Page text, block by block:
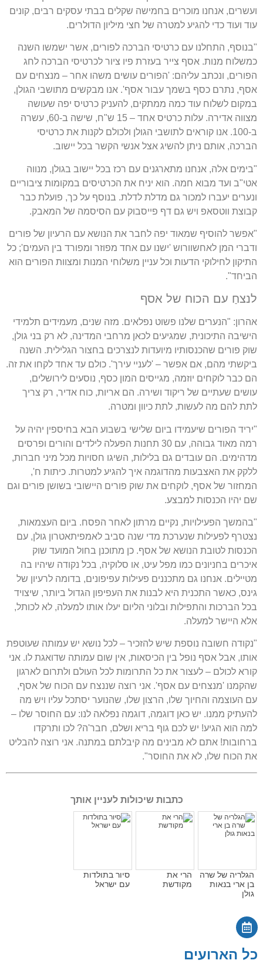
ועשרים, אנחנו מוכרים בחמישה שקלים בבתי עסקים רבים, קונים
עוד ועוד כדי להגיע למטרה של חצי מיליון הדולרים.
"בנוסף, התחלנו עם כרטיסי הברכה לפורים, אשר ישמשו השנה
כמשלוח מנות. אסף צייר בעזרת פיו ציור לכרטיסי הברכה לחג
הפורים, ונכתב עליהם: 'הפורים עושים משהו אחר – מנצחים עם
אסף, נתרם כסף בשמך עבור אסף'. אנו מבקשים מתושבי הגולן,
במקום לשלוח עוד כמה ממתקים, להעניק כרטיס יפה שעושה
מצווה אדירה. עלות כרטיס אחד – 15 ש"ח, שישה ב-60, עשרה
ב-100. אנו קוראים לתושבי הגולן ולכולם לקנות את כרטיסי
הברכה, אותם ניתן להשיג אצל אנשי הקשר בכל יישוב.
"בימים אלה, אנחנו מתארגנים עם רכז בכל יישוב בגולן, מנווה
אטי"ב ועד מבוא חמה. הוא יניח את הכרטיסים במקומות ציבוריים
ונערים יעברו למכור גם מדלת לדלת. בנוסף על כך, פועלת כבר
קבוצת ווטסאפ ויש גם דף פייסבוק עם הסיסמה של המאבק.
"אפשר להוסיף שמאוד יפה לחבר את הנושא עם הרעיון של פורים
ודברי המן לאחשוורוש 'ישנו עם אחד מפוזר ומפורד בין העמים'; כל
התיקון לחילוקי הדעות וכל עניין משלוחי המנות ומצוות הפורים הוא
הביחד".
לנצחַ עם הכוח של אסף
אהרון: "הנערים שלנו פשוט נפלאים. מזה שנים, מעמידים תלמידי
הישיבה התיכונית, שמגיעים לכאן מרחבי המדינה, לא רק בני גולן,
שוק פורים שהכנסותיו מיועדות לנצרכים בחצור הגלילית. השנה
ביקשתי מהם, אם אפשר – 'לעניי עירך'. כולם עד אחד לקחו את זה.
הם כבר לוקחים יוזמה, מגייסים המון כסף, נוסעים לירושלים,
עושים שעתיים של ריקוד ושירה. הם אריות, כוח אדיר, רק צריך
לתת להם מה לעשות, לתת כיוון ומטרה.
"יריד הפורים שיעמידו ביום שלישי בשבוע הבא בחיספין יהיה על
רמה מאוד גבוהה, עם 30 תחנות הפעלה לילדים והורים ופרסים
מדהימים. הם עובדים גם בלילות, השיגו חסויות מכל מיני חברות,
ללקק את האצבעות מהדוגמה איך להגיע למטרות. כיתות ח',
המחזור של אסף, לוקחים את שוק פורים היישובי בשושן פורים וגם
שם יהיו הכנסות למבצע.
"בהמשך הפעילויות, נקיים מרתון לאחר הפסח. ביום העצמאות,
נצטרף לפעילות שנערכת מדי שנה סביב לאמפיתאטרון גולן, עם
הכנסות לטובת הנושא של אסף. כן מתוכנן בחול המועד שוק
איכרים בחניונים כמו מפל עיט, או סלוקיה, בכל נקודה שיהיו בה
מטיילים. אנחנו גם מתכננים פעילות עפיפונים, בדומה לרעיון של
גינס, כאשר התכנית היא לבנות את העפיפון הגדול ביותר, שיצויד
בכל הברכות והתפילות ובלוני הליום יעלו אותו למעלה, לא לכותל,
אלא היישר למעלה.
"נקודה חשובה נוספת שיש להזכיר – לכל נושא יש עמותה שעוטפת
אותו, אבל אסף נופל בין הכיסאות, אין שום עמותה שדואגת לו. אני
קורא לכולם – לעצור את כל התרומות לכל העולם ולתרום לארגון
שהקמנו 'מנצחים עם אסף'. אני רוצה שננצח עם הכוח של אסף,
עם העוצמה והחיוך שלו, הרצון שלו, שהנוער יסתכל עליו ויש מה
להעתיק ממנו. יש כאן דוגמה, דוגמה נפלאה לנו: עם החוסר שלו –
למה הוא הגיע! יש לכם גוף בריא ושלם, חבר'ה? לכו ותרקדו
ברחובות! אתם לא מבינים מה קיבלתם במתנה. אני רוצה להבליט
את הכוח שלו, לא את החוסר".
כתבות שיכולות לעניין אותך
הגלריה של שרה
בן ארי בנאות
גולן
הרי את
מקודשת
סיור בתולדות
עם ישראל
כל הארועים